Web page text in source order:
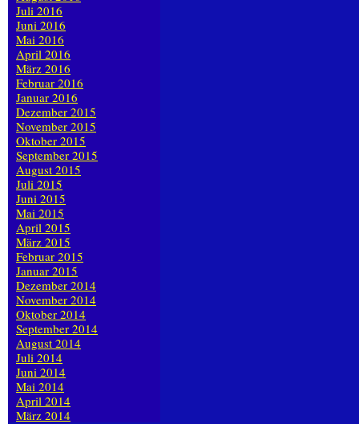
Juli 2016
Juni 2016
Mai 2016
April 2016
März 2016
Februar 2016
Januar 2016
Dezember 2015
November 2015
Oktober 2015
September 2015
August 2015
Juli 2015
Juni 2015
Mai 2015
April 2015
März 2015
Februar 2015
Januar 2015
Dezember 2014
November 2014
Oktober 2014
September 2014
August 2014
Juli 2014
Juni 2014
Mai 2014
April 2014
März 2014